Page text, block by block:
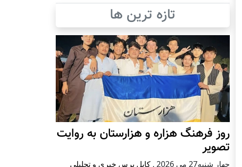
تازه ترین ها
روز فرهنگ هزاره و هزارستان به روایت
تصویر
چهار شنبه27 می 2026 , کابل پرس خبری و تحلیلی